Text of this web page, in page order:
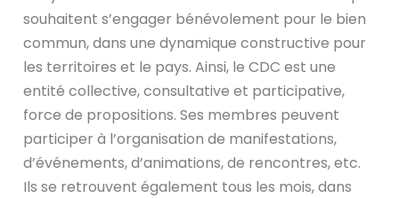
souhaitent s’engager bénévolement pour le bien
commun, dans une dynamique constructive pour
les territoires et le pays. Ainsi, le CDC est une
entité collective, consultative et participative,
force de propositions. Ses membres peuvent
participer à l’organisation de manifestations,
d’événements, d’animations, de rencontres, etc.
Ils se retrouvent également tous les mois, dans